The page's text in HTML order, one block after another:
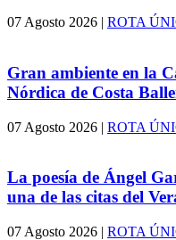
07 Agosto 2026 | ROTA
Gran ambiente en la
Nórdica de Costa
07 Agosto 2026 | ROTA
La poesía de Ángel
una de las citas del
07 Agosto 2026 | ROTA